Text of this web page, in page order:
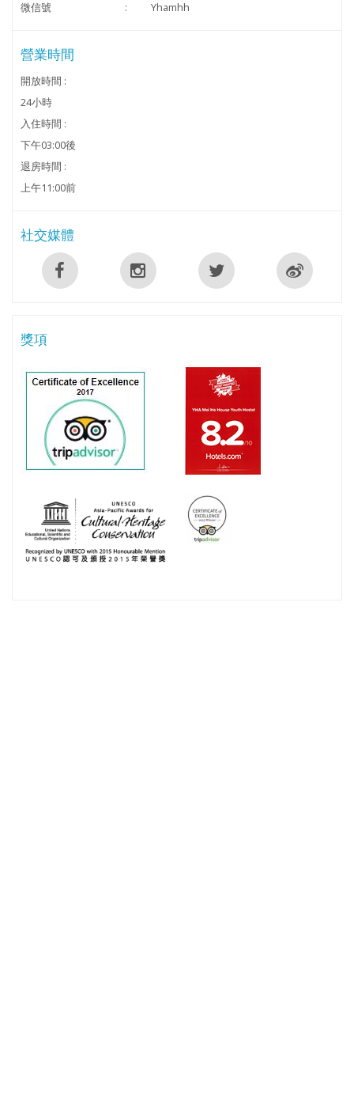
微信號
: Yhamhh
營業時間
開放時間 :
24小時
入住時間 :
下午03:00後
退房時間 :
上午11:00前
社交媒體
獎項